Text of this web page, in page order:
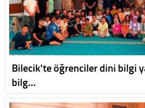
Bilecik'te öğrenciler dini bilgi
bilg…